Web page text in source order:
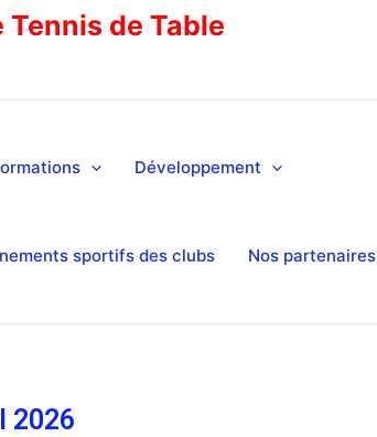
de Table
Développement
sportifs des clubs Nos partenaires
2026